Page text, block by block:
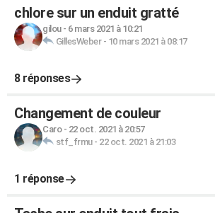
chlore sur un enduit gratté
gilou- 6 mars 2021 à 10:21
GillesWeber- 10 mars 2021 à 08:17
8 réponses
Changement de couleur
Caro- 22 oct. 2021 à 20:57
stf_frmu- 22 oct. 2021 à 21:03
1 réponse